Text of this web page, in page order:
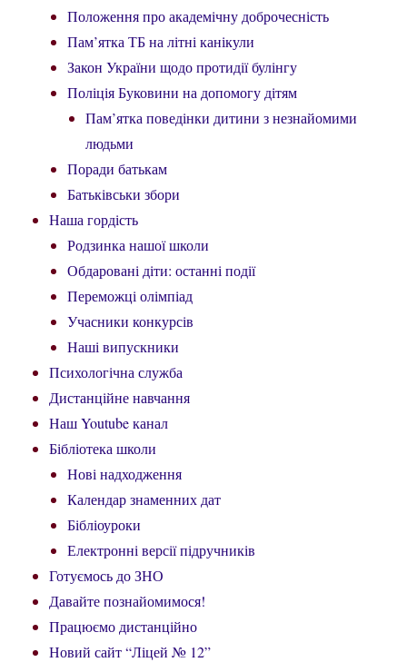
Положення про академічну доброчесність
Пам’ятка ТБ на літні канікули
Закон України щодо протидії булінгу
Поліція Буковини на допомогу дітям
Пам’ятка поведінки дитини з незнайомими
людьми
Поради батькам
Батьківськи збори
Наша гордість
Родзинка нашої школи
Обдаровані діти: останні події
Переможці олімпіад
Учасники конкурсів
Наші випускники
Психологічна служба
Дистанційне навчання
Наш Youtube канал
Бібліотека школи
Нові надходження
Календар знаменних дат
Бібліоуроки
Електронні версії підручників
Готуємось до ЗНО
Давайте познайомимося!
Працюємо дистанційно
Новий сайт “Ліцей № 12”